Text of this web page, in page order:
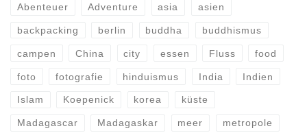
Abenteuer Adventure asia asien
backpacking berlin buddha buddhismus
campen China city essen Fluss food
foto fotografie hinduismus India Indien
Islam Koepenick korea küste
Madagascar Madagaskar meer metropole